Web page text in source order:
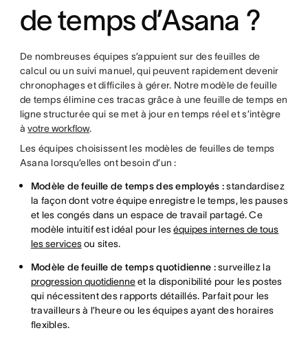
de temps d’Asana ?
De nombreuses équipes s’appuient sur des feuilles de
calcul ou un suivi manuel, qui peuvent rapidement devenir
chronophages et difficiles à gérer. Notre modèle de feuille
de temps élimine ces tracas grâce à une feuille de temps en
ligne structurée qui se met à jour en temps réel et s’intègre
àvotre workflow.
Les équipes choisissent les modèles de feuilles de temps
Asana lorsqu’elles ont besoin d’un :
Modèle de feuille de temps des employés :standardisez
la façon dont votre équipe enregistre le temps, les pauses
et les congés dans un espace de travail partagé. Ce
modèle intuitif est idéal pour leséquipes internes de tous
les servicesou sites.
Modèle de feuille de temps quotidienne :surveillez la
progression quotidienneet la disponibilité pour les postes
qui nécessitent des rapports détaillés. Parfait pour les
travailleurs à l’heure ou les équipes ayant des horaires
flexibles.